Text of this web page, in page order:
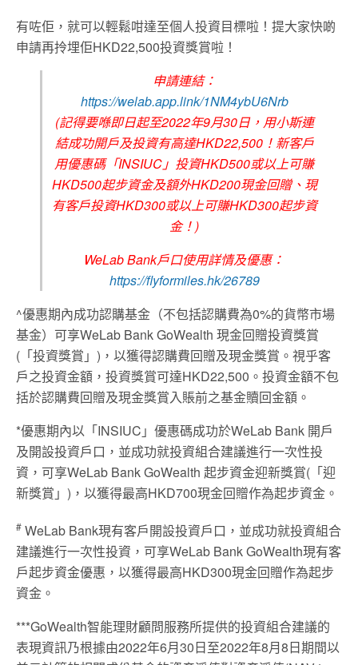
有咗佢，就可以輕鬆咁達至個人投資目標啦！提大家快啲
申請再拎埋佢HKD22,500投資獎賞啦！
申請連結：
https://welab.app.link/1NM4ybU6Nrb
(記得要喺即日起至2022年9月30日，用小斯連
結成功開戶及投資有高達HKD22,500！新客戶
用優惠碼「INSIUC」投資HKD500或以上可賺
HKD500起步資金及額外HKD200現金回贈、現
有客戶投資HKD300或以上可賺HKD300起步資
金！)
WeLab Bank戶口使用詳情及優惠：
https://flyformiles.hk/26789
^優惠期內成功認購基金（不包括認購費為0%的貨幣市場
基金）可享WeLab Bank GoWealth 現金回贈投資獎賞
(「投資獎賞」)，以獲得認購費回贈及現金獎賞。視乎客
戶之投資金額，投資獎賞可達HKD22,500。投資金額不包
括於認購費回贈及現金獎賞入賬前之基金贖回金額。
*優惠期內以「INSIUC」優惠碼成功於WeLab Bank 開戶
及開設投資戶口，並成功就投資組合建議進行一次性投
資，可享WeLab Bank GoWealth 起步資金迎新獎賞(「迎
新獎賞」)，以獲得最高HKD700現金回贈作為起步資金。
# WeLab Bank現有客戶開設投資戶口，並成功就投資組合
建議進行一次性投資，可享WeLab Bank GoWealth現有客
戶起步資金優惠，以獲得最高HKD300現金回贈作為起步
資金。
***GoWealth智能理財顧問服務所提供的投資組合建議的
表現資訊乃根據由2022年6月30日至2022年8月8日期間以